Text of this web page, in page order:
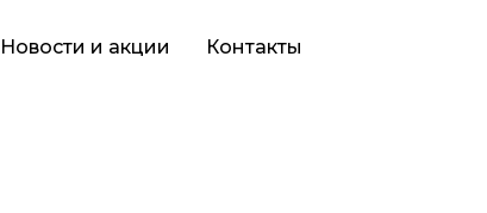
Новости и акции Контакты